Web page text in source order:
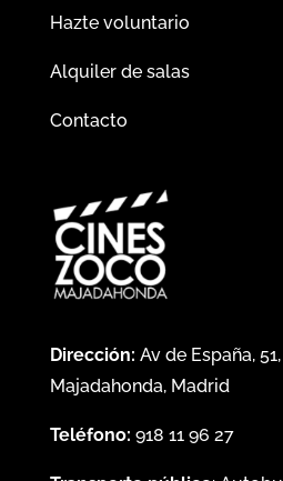
Hazte voluntario
Alquiler de salas
Contacto
Dirección: Av de España,
Majadahonda, Madrid
Teléfono: 918 11 96 27